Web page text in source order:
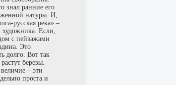
знал ранние его
натуры. И,
русская река» –
Если,
с пейзажами
Это
долго. Вот так
березы.
– эти
проста и